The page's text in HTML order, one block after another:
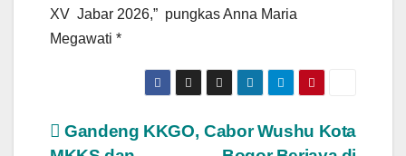
XV Jabar 2026,” pungkas Anna Maria
Megawati *
Navigasi
Cabor Wushu Kota
Gandeng KKGO,